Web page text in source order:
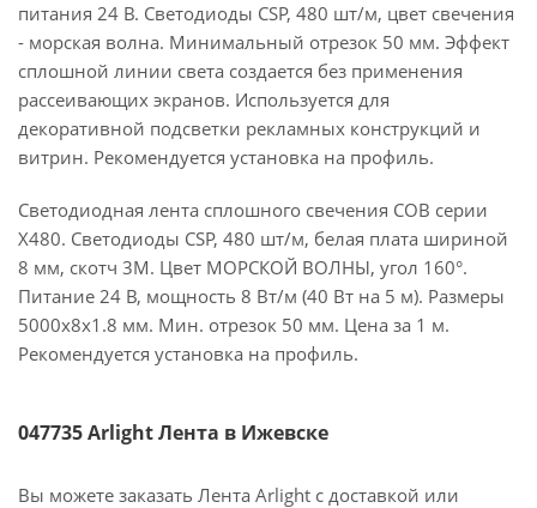
питания 24 В. Светодиоды CSP, 480 шт/м, цвет свечения
- морская волна. Минимальный отрезок 50 мм. Эффект
сплошной линии света создается без применения
рассеивающих экранов. Используется для
декоративной подсветки рекламных конструкций и
витрин. Рекомендуется установка на профиль.
Светодиодная лента сплошного свечения COB серии
X480. Светодиоды CSP, 480 шт/м, белая плата шириной
8 мм, скотч 3M. Цвет МОРСКОЙ ВОЛНЫ, угол 160°.
Питание 24 В, мощность 8 Вт/м (40 Вт на 5 м). Размеры
5000х8х1.8 мм. Мин. отрезок 50 мм. Цена за 1 м.
Рекомендуется установка на профиль.
047735 Arlight Лента в Ижевске
Вы можете заказать Лента Arlight с доставкой или